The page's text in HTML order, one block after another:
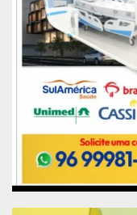
Mastro
O paisagismo,
reforça o
criando um
natureza.
O projeto
recuperação de